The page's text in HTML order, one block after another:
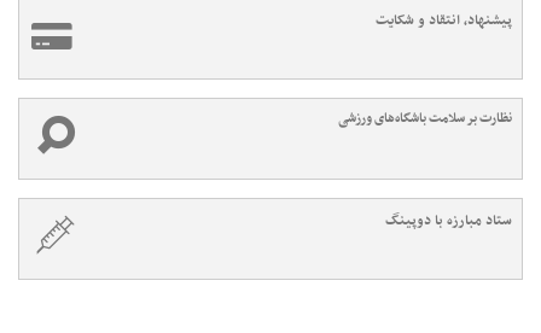
پیشنهاد، انتقاد و شکایت
نظارت بر سلامت باشگاه‌های ورزشی
ستاد مبارزه با دوپینگ